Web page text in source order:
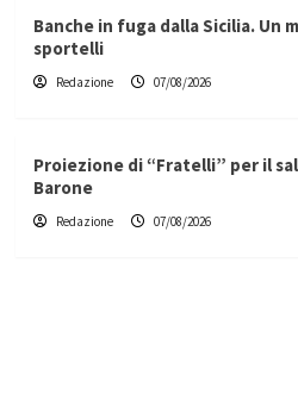
Banche in fuga dalla Sicilia. Un
sportelli
Redazione 07/08/2026
Proiezione di “Fratelli” per il
Barone
Redazione 07/08/2026